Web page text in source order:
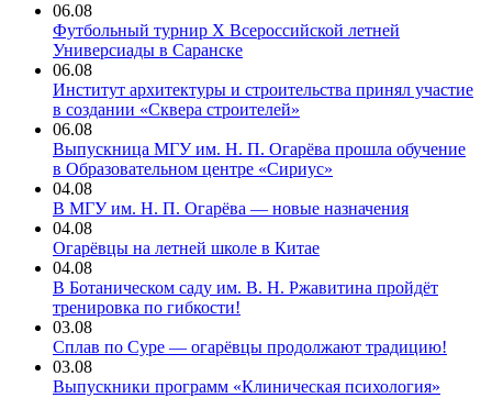
06.08
Футбольный турнир X Всероссийской летней
Универсиады в Саранске
06.08
Институт архитектуры и строительства принял участие
в создании «Сквера строителей»
06.08
Выпускница МГУ им. Н. П. Огарёва прошла обучение
в Образовательном центре «Сириус»
04.08
В МГУ им. Н. П. Огарёва — новые назначения
04.08
Огарёвцы на летней школе в Китае
04.08
В Ботаническом саду им. В. Н. Ржавитина пройдёт
тренировка по гибкости!
03.08
Сплав по Суре — огарёвцы продолжают традицию!
03.08
Выпускники программ «Клиническая психология»